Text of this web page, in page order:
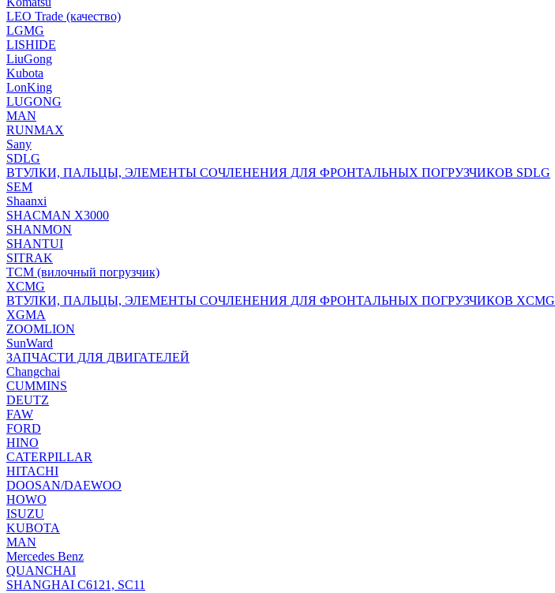
LEO Trade (качество)
LGMG
LISHIDE
LiuGong
Kubota
LonKing
LUGONG
MAN
RUNMAX
Sany
SDLG
ВТУЛКИ, ПАЛЬЦЫ, ЭЛЕМЕНТЫ СОЧЛЕНЕНИЯ ДЛЯ ФРОНТАЛЬНЫХ ПОГРУЗЧИКОВ SDLG
SEM
Shaanxi
SHACMAN X3000
SHANMON
SHANTUI
SITRAK
TCM (вилочный погрузчик)
XCMG
ВТУЛКИ, ПАЛЬЦЫ, ЭЛЕМЕНТЫ СОЧЛЕНЕНИЯ ДЛЯ ФРОНТАЛЬНЫХ ПОГРУЗЧИКОВ XCMG
XGMA
ZOOMLION
SunWard
ЗАПЧАСТИ ДЛЯ ДВИГАТЕЛЕЙ
Changchai
CUMMINS
DEUTZ
FAW
FORD
HINO
CATERPILLAR
HITACHI
DOOSAN/DAEWOO
HOWO
ISUZU
KUBOTA
MAN
Mercedes Benz
QUANCHAI
SHANGHAI C6121, SC11